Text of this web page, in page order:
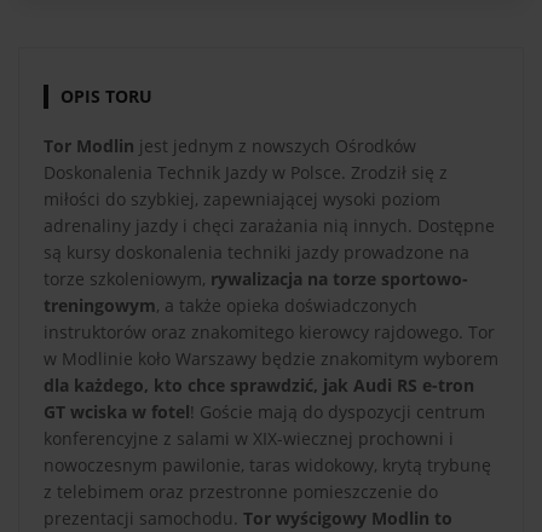
OPIS TORU
Tor Modlin jest jednym z nowszych Ośrodków
Doskonalenia Technik Jazdy w Polsce. Zrodził się z
miłości do szybkiej, zapewniającej wysoki poziom
adrenaliny jazdy i chęci zarażania nią innych. Dostępne
są kursy doskonalenia techniki jazdy prowadzone na
torze szkoleniowym, rywalizacja na torze sportowo-
treningowym, a także opieka doświadczonych
instruktorów oraz znakomitego kierowcy rajdowego. Tor
w Modlinie koło Warszawy będzie znakomitym wyborem
dla każdego, kto chce sprawdzić, jak Audi RS e-tron
GT wciska w fotel! Goście mają do dyspozycji centrum
konferencyjne z salami w XIX-wiecznej prochowni i
nowoczesnym pawilonie, taras widokowy, krytą trybunę
z telebimem oraz przestronne pomieszczenie do
prezentacji samochodu. Tor wyścigowy Modlin to